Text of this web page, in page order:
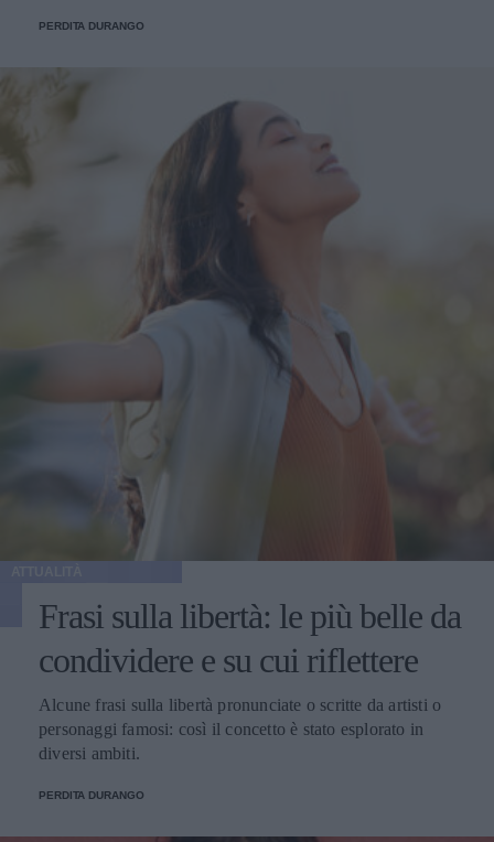
PERDITA DURANGO
Frasi sulla libertà: le più belle da
condividere e su cui riflettere
Alcune frasi sulla libertà pronunciate o scritte da artisti o
personaggi famosi: così il concetto è stato esplorato in
diversi ambiti.
PERDITA DURANGO